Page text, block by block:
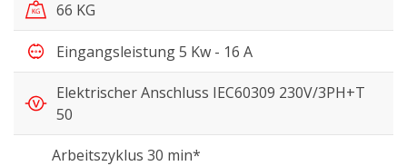
66 KG
Eingangsleistung 5 Kw - 16 A
Elektrischer Anschluss IEC60309 230V/3PH+T
50
Arbeitszyklus 30 min*